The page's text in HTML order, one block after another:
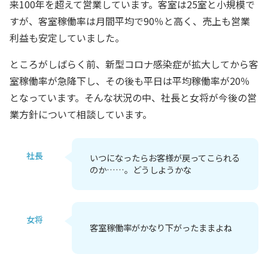
来100年を超えて営業しています。客室は25室と小規模で
すが、客室稼働率は月間平均で90％と高く、売上も営業
利益も安定していました。
ところがしばらく前、新型コロナ感染症が拡大してから客
室稼働率が急降下し、その後も平日は平均稼働率が20％
となっています。そんな状況の中、社長と女将が今後の営
業方針について相談しています。
社長
いつになったらお客様が戻ってこられる
のか……。どうしようかな
女将
客室稼働率がかなり下がったままよね